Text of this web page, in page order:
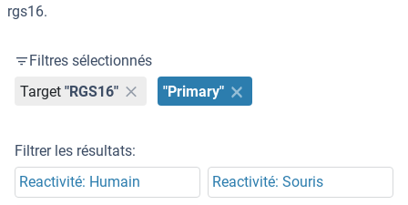
rgs16.
Filtres sélectionnés
Target "RGS16" "Primary"
Filtrer les résultats:
Reactivité: Humain
Reactivité: Souris